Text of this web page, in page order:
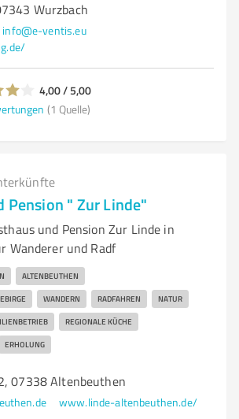
Wurzbach
info@e-ventis.eu
4,00 / 5,00
(1 Quelle)
Pension " Zur Linde"
und Pension Zur Linde in
Wanderer und Radf
ALTENBEUTHEN
WANDERN RADFAHREN NATUR
REGIONALE KÜCHE
ERHOLUNG
07338 Altenbeuthen
www.linde-altenbeuthen.de/